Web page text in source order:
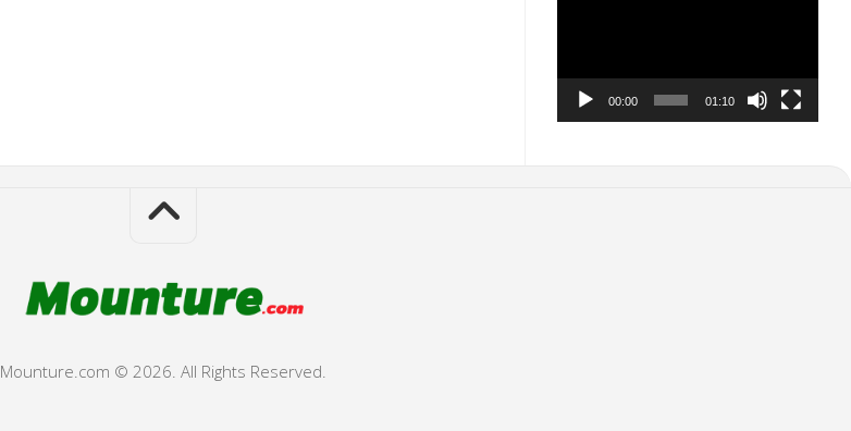
00:00 01:10
Mounture.com © 2026. All Rights Reserved.